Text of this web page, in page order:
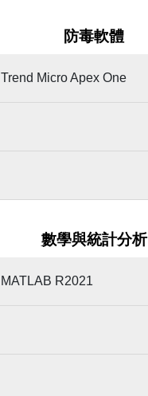
防毒軟體
Trend Micro Apex One
數學與統計分析
MATLAB R2021